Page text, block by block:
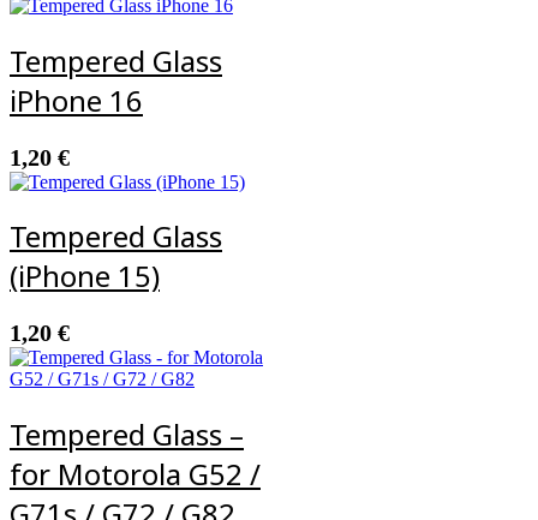
Tempered Glass
iPhone 16
1,20 €
Tempered Glass
(iPhone 15)
1,20 €
Tempered Glass –
for Motorola G52 /